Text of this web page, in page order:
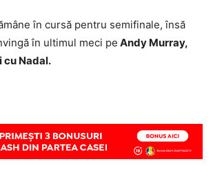
în cursă pentru semifinale, însă
în ultimul meci pe Andy Murray,
cu Nadal.